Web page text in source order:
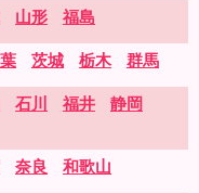
山形 福島
茨城 栃木 群馬
石川 福井
静岡
奈良 和歌山